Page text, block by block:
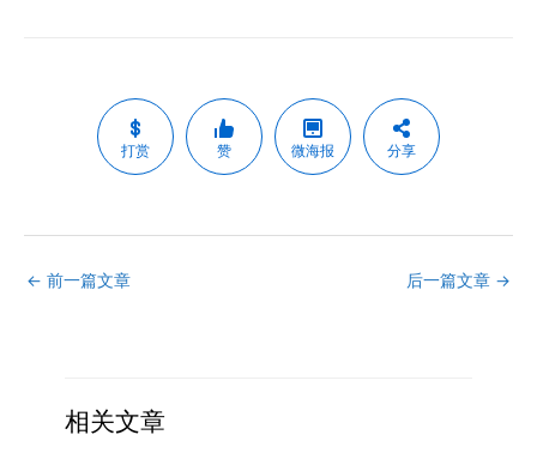
打赏 赞 微海报 分享
← 前一篇文章 后一篇文章 →
相关文章